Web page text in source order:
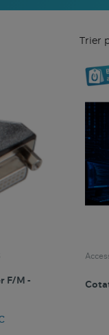
Trier
F/M -